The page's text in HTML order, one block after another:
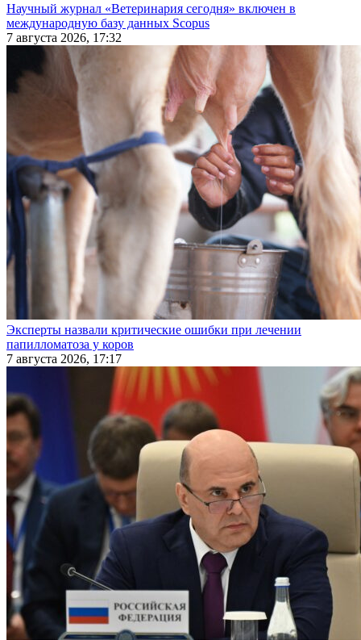
Научный журнал «Ветеринария сегодня» включен в
международную базу данных Scopus
7 августа 2026, 17:32
Эксперты назвали критические ошибки при лечении
папилломатоза у коров
7 августа 2026, 17:17